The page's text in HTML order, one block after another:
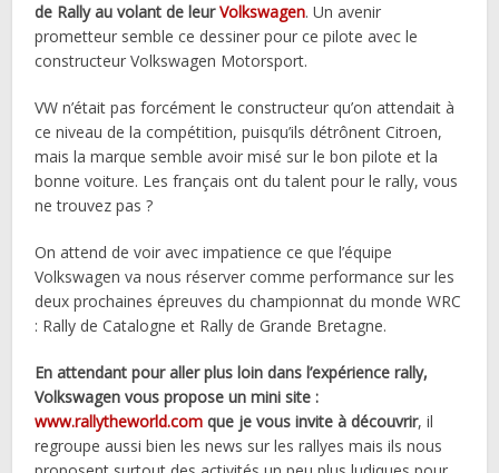
de Rally au volant de leurVolkswagen. Un avenir
prometteur semble ce dessiner pour ce pilote avec le
constructeur Volkswagen Motorsport.
VW n’était pas forcément le constructeur qu’on attendait à
ce niveau de la compétition, puisqu’ils détrônent Citroen,
mais la marque semble avoir misé sur le bon pilote et la
bonne voiture. Les français ont du talent pour le rally, vous
ne trouvez pas ?
On attend de voir avec impatience ce que l’équipe
Volkswagen va nous réserver comme performance sur les
deux prochaines épreuves du championnat du monde WRC
: Rally de Catalogne et Rally de Grande Bretagne.
En attendant pour aller plus loin dans l’expérience rally,
Volkswagen vous propose un mini site :
www.rallytheworld.com que je vous invite à découvrir, il
regroupe aussi bien les news sur les rallyes mais ils nous